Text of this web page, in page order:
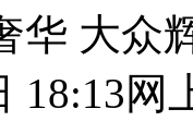
华 大众
18:13网